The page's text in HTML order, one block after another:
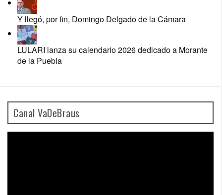
Y llegó, por fin, Domingo Delgado de la Cámara
LULARI lanza su calendario 2026 dedicado a Morante
de la Puebla
Canal VaDeBraus